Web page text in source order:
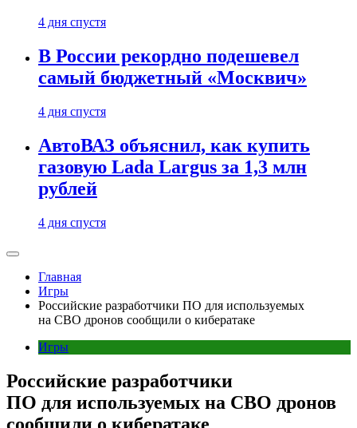
4 дня спустя
В России рекордно подешевел
самый бюджетный «Москвич»
4 дня спустя
АвтоВАЗ объяснил, как купить
газовую Lada Largus за 1,3 млн
рублей
4 дня спустя
Главная
Игры
Российские разработчики ПО для используемых
на СВО дронов сообщили о кибератаке
Игры
Российские разработчики
ПО для используемых на СВО дронов